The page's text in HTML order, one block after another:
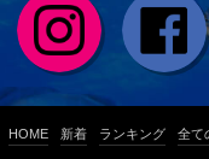
HOME 新着 ランキング 全て